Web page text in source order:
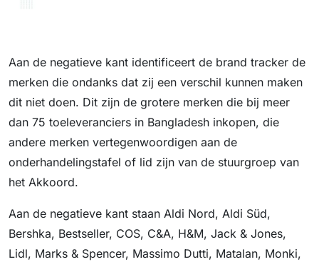
Aan de negatieve kant identificeert de brand tracker de
merken die ondanks dat zij een verschil kunnen maken
dit niet doen. Dit zijn de grotere merken die bij meer
dan 75 toeleveranciers in Bangladesh inkopen, die
andere merken vertegenwoordigen aan de
onderhandelingstafel of lid zijn van de stuurgroep van
het Akkoord.
Aan de negatieve kant staan Aldi Nord, Aldi Süd,
Bershka, Bestseller, COS, C&A, H&M, Jack & Jones,
Lidl, Marks & Spencer, Massimo Dutti, Matalan, Monki,